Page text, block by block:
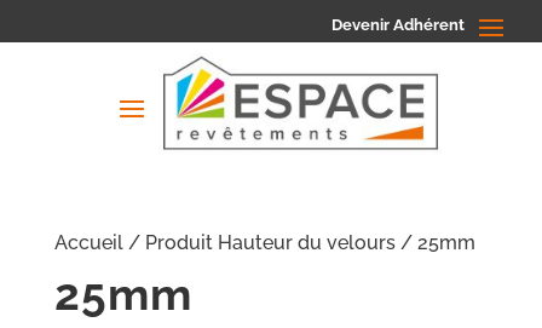
Devenir Adhérent
Accueil/ Produit Hauteur du velours / 25mm
25mm